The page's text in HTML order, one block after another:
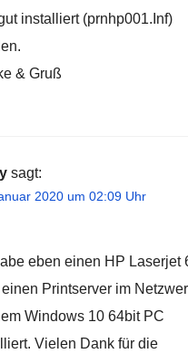
installiert (prnhp001.Inf)
& Gruß
sagt:
2020 um 02:09 Uhr
eben einen HP Laserjet
Printserver im
Windows 10 64bit PC
Vielen Dank für die